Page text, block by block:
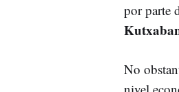
por parte
No